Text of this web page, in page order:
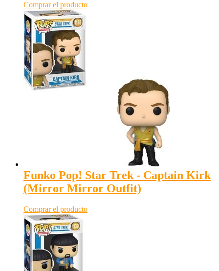
Comprar el producto
Funko Pop! Star Trek - Captain Kirk
(Mirror Mirror Outfit)
Comprar el producto